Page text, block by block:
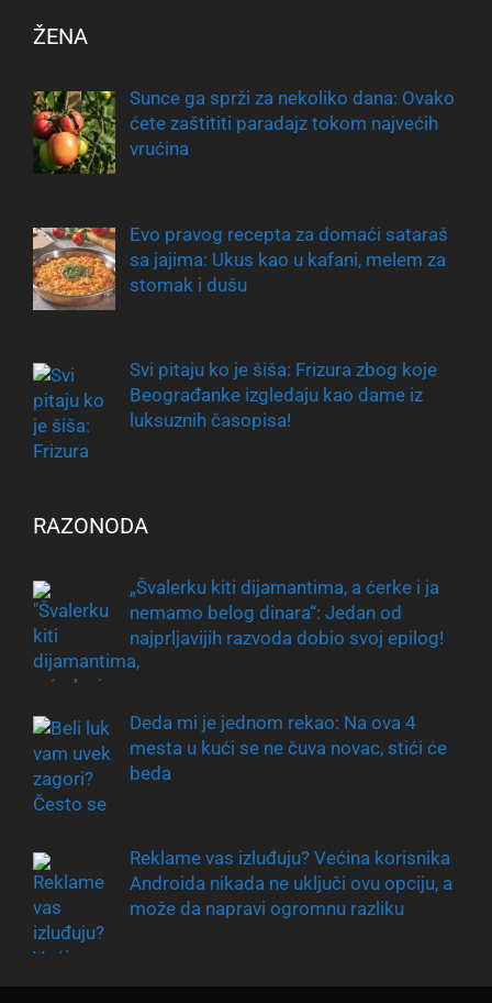
ŽENA
Sunce ga sprži za nekoliko dana: Ovako
ćete zaštititi paradajz tokom najvećih
vrućina
Evo pravog recepta za domaći sataraš
sa jajima: Ukus kao u kafani, melem za
stomak i dušu
Svi pitaju ko je šiša: Frizura zbog koje
Beograđanke izgledaju kao dame iz
luksuznih časopisa!
RAZONODA
„Švalerku kiti dijamantima, a ćerke i ja
nemamo belog dinara“: Jedan od
najprljavijih razvoda dobio svoj epilog!
Deda mi je jednom rekao: Na ova 4
mesta u kući se ne čuva novac, stići će
beda
Reklame vas izluđuju? Većina korisnika
Androida nikada ne uključi ovu opciju, a
može da napravi ogromnu razliku